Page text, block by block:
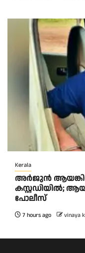
Kerala
അർജുൻ
കസ്റ്റഡിയിൽ;
പോലീസ്
7 hours ago vinaya k